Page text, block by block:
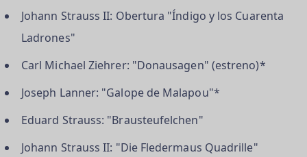
Johann Strauss II: Obertura "Índigo y los Cuarenta
Ladrones"
Carl Michael Ziehrer: "Donausagen" (estreno)*
Joseph Lanner: "Galope de Malapou"*
Eduard Strauss: "Brausteufelchen"
Johann Strauss II: "Die Fledermaus Quadrille"